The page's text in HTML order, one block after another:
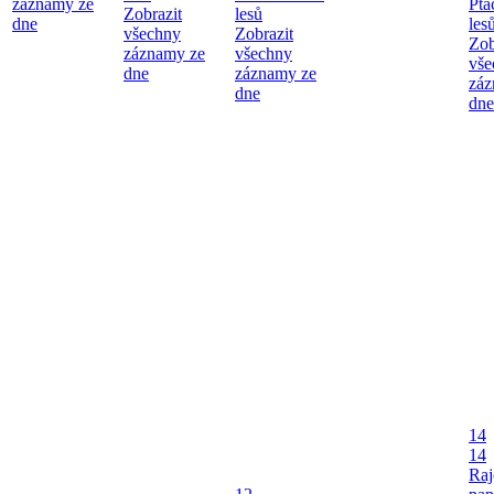
dne
Zobrazit
všechny
záznamy ze
dne
lesů
Zobrazit
všechny
záznamy ze
dne
dne
14
14